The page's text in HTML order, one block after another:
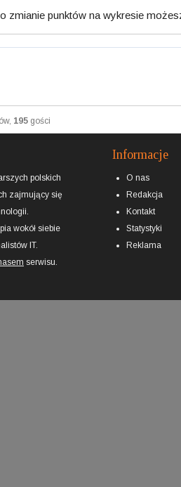
zmianie punktów na wykresie
195 gości
polskich
zajmujący się
wokół siebie
IT.
serwisu.
Informacje
O nas
Redakcja
Kontakt
Statystyki
Reklama